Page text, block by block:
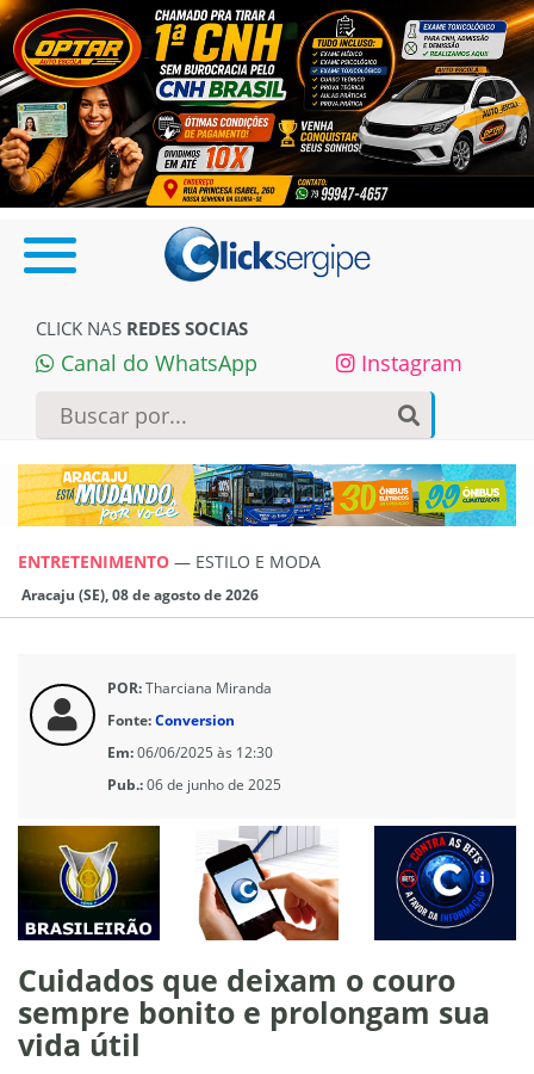
CLICK NAS REDES SOCIAS
Canal do WhatsApp Instagram
ENTRETENIMENTO — ESTILO E MODA
Aracaju (SE), 08 de agosto de 2026
POR:Tharciana Miranda
Fonte:Conversion
Em:06/06/2025 às 12:30
Pub.:06 de junho de 2025
Cuidados que deixam o couro
sempre bonito e prolongam sua
vida útil